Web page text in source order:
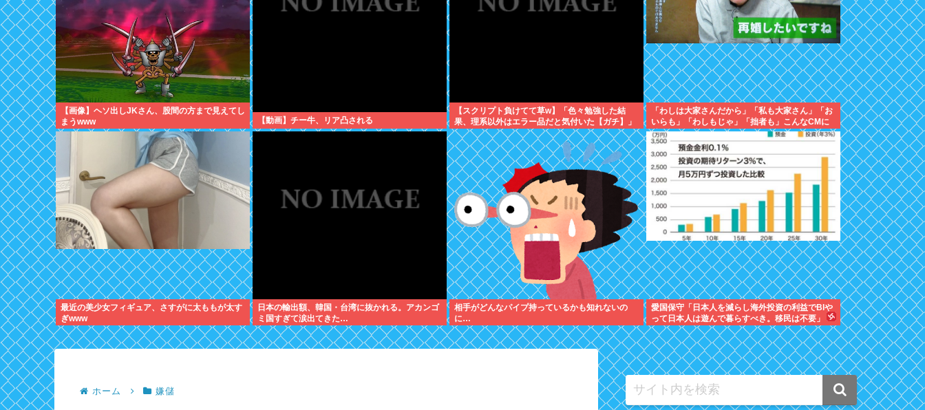
【画像】ヘソ出しJKさん、股間の方まで見えてし
まうwww
【動画】チー牛、リア凸される
【スクリプト負けてて草w】「色々勉強した結
果、理系以外はエラー品だと気付いた【ガチ】」
について、もっと具体的に話そうか
「わしは大家さんだから」「私も大家さん」「お
いらも」「わしもじゃ」「拙者も」こんなCMに
騙された日本人
最近の美少女フィギュア、さすがに太ももが太す
ぎwww
日本の輸出額、韓国・台湾に抜かれる。アカンゴ
ミ国すぎて涙出てきた…
相手がどんなパイプ持っているかも知れないの
に…
愛国保守「日本人を減らし海外投資の利益でBIや
って日本人は遊んで暮らすべき。移民は不要」
ホーム 嫌儲